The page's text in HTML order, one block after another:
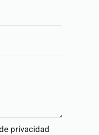
privacidad